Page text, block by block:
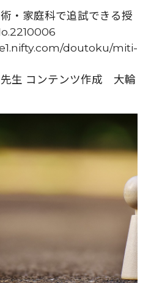
・家庭科で追試できる授
doutoku/miti-
生 コンテンツ作成 大輪